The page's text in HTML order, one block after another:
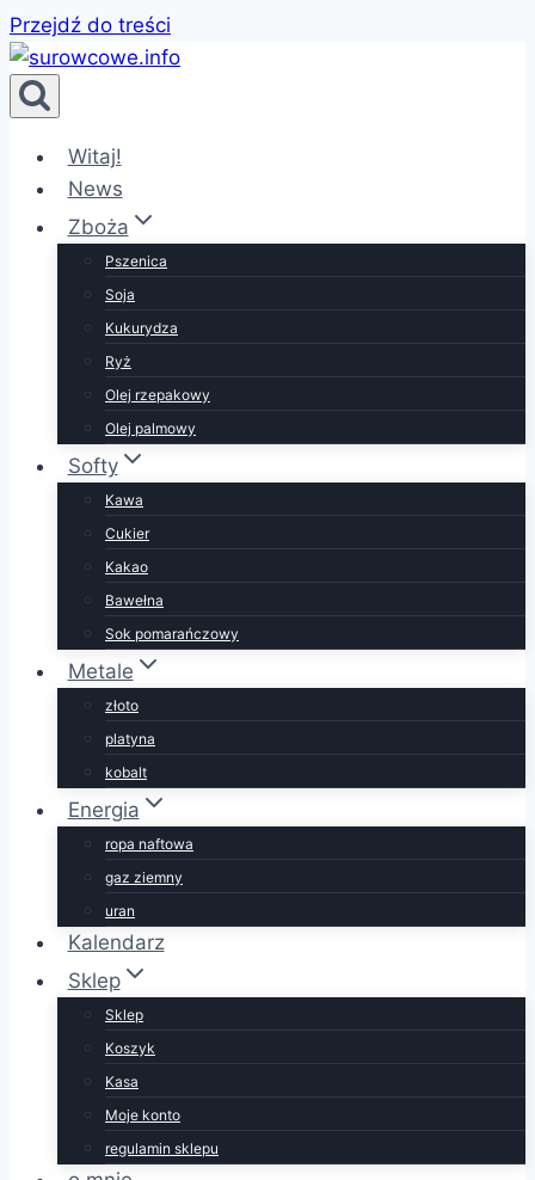
Przejdź do treści
Witaj!
News
Zboża
Pszenica
Soja
Kukurydza
Ryż
Olej rzepakowy
Olej palmowy
Softy
Kawa
Cukier
Kakao
Bawełna
Sok pomarańczowy
Metale
złoto
platyna
kobalt
Energia
ropa naftowa
gaz ziemny
uran
Kalendarz
Sklep
Sklep
Koszyk
Kasa
Moje konto
regulamin sklepu